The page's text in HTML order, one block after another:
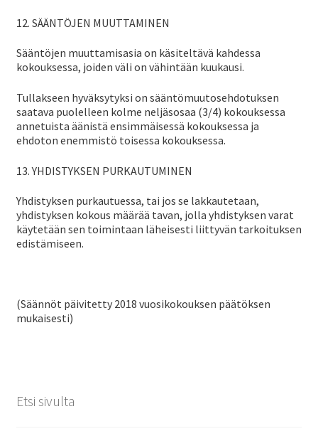
12. SÄÄNTÖJEN MUUTTAMINEN
Sääntöjen muuttamisasia on käsiteltävä kahdessa
kokouksessa, joiden väli on vähintään kuukausi.
Tullakseen hyväksytyksi on sääntömuutosehdotuksen
saatava puolelleen kolme neljäsosaa (3/4) kokouksessa
annetuista äänistä ensimmäisessä kokouksessa ja
ehdoton enemmistö toisessa kokouksessa.
13. YHDISTYKSEN PURKAUTUMINEN
Yhdistyksen purkautuessa, tai jos se lakkautetaan,
yhdistyksen kokous määrää tavan, jolla yhdistyksen varat
käytetään sen toimintaan läheisesti liittyvän tarkoituksen
edistämiseen.
(Säännöt päivitetty 2018 vuosikokouksen päätöksen
mukaisesti)
Etsi sivulta